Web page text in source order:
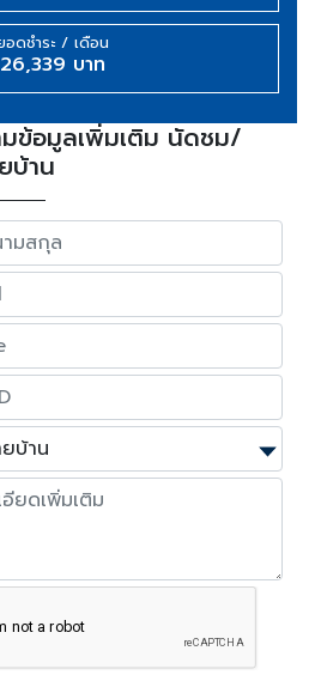
อดชำระ / เดือน
26,339 บาท
ข้อมูลเพิ่มเติม นัดชม/
บ้าน